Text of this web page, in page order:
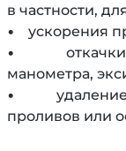
в частности,
• ускорения
• откачки
манометра,
• удаление
проливов или